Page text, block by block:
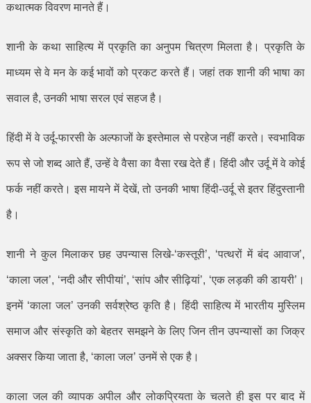
कथात्मक विवरण मानते हैं।
शानी के कथा साहित्य में प्रकृति का अनुपम चित्रण मिलता है। प्रकृति के
माध्यम से वे मन के कई भावों को प्रकट करते हैं। जहां तक शानी की भाषा का
सवाल है,उनकी भाषा सरल एवं सहज है।
हिंदी में वे उर्दू-फारसी के अल्फाजों के इस्तेमाल से परहेज नहीं करते। स्वभाविक
रूप से जो शब्द आते हैं,उन्हें वे वैसा का वैसा रख देते हैं। हिंदी और उर्दू में वे कोई
फर्क नहीं करते। इस मायने में देखें,तो उनकी भाषा हिंदी-उर्दू से इतर हिंदुस्तानी
है।
शानी ने कुल मिलाकर छह उपन्यास लिखे-‘कस्तूरी’, ‘पत्थरों में बंद आवाज’,
‘काला जल’, ‘नदी और सीपीयां’, ‘सांप और सीढ़ियां’, ‘एक लड़की की डायरी’ ।
इनमें ‘काला जल’उनकी सर्वश्रेष्ठ कृति है। हिंदी साहित्य में भारतीय मुस्लिम
समाज और संस्कृति को बेहतर समझने के लिए जिन तीन उपन्यासों का जिक्र
अक्सर किया जाता है, ‘काला जल’उनमें से एक है।
काला जल की व्यापक अपील और लोकप्रियता के चलते ही इस पर बाद में